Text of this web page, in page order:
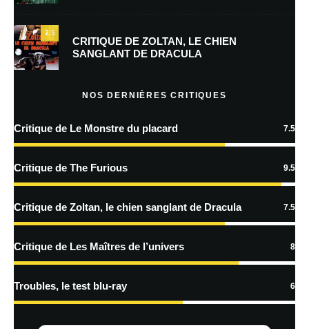
mon prochain commentaire.
plus sur la façon dont les données de vos commentaires sont
7.5
CRITIQUE DE ZOLTAN, LE CHIEN
SANGLANT DE DRACULA
NOS DERNIÈRES CRITIQUES
Critique de Le Monstre du placard 7.5
Critique de The Furious 9.5
Critique de Zoltan, le chien sanglant de Dracula 7.5
Critique de Les Maîtres de l’univers 8
Troubles, le test blu-ray 6